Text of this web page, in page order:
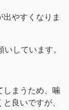
やすくなりま
しています。
しまうため、噛
良いですが、